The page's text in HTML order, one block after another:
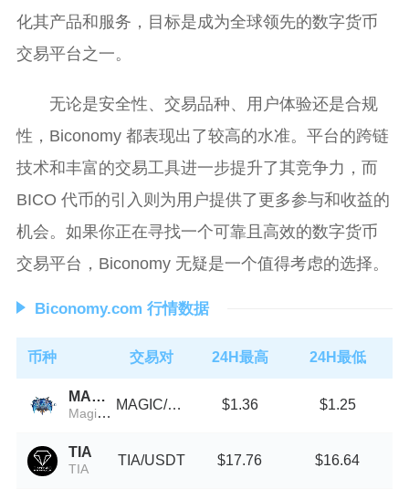
化其产品和服务，目标是成为全球领先的数字货币
交易平台之一。
无论是安全性、交易品种、用户体验还是合规
性，Biconomy 都表现出了较高的水准。平台的跨链
技术和丰富的交易工具进一步提升了其竞争力，而
BICO 代币的引入则为用户提供了更多参与和收益的
机会。如果你正在寻找一个可靠且高效的数字货币
交易平台，Biconomy 无疑是一个值得考虑的选择。
Biconomy.com 行情数据
币种 交易对 24H最高 24H最低
MAGIC
MagicofGold
MAGIC/USDT $1.36 $1.25
TIA
TIA
TIA/USDT $17.76 $16.64